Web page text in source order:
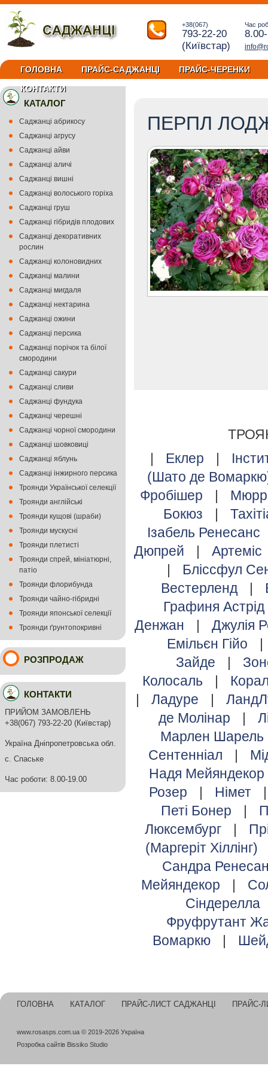
+38(067)
793-22-20
(Київстар)
Час
ГОЛОВНА ПРАЙС-САДЖАНЦІ
ПРАЙС-ЧЕРЕНКИ
КОНТАКТИ
ПЕРПЛ
|
Еклер |
(Шато де
Фробішер
|
Бокюз
|
Ізабель Ренесанс
Дюпрей
|
Артеміс
|
Бліссфул
Вестерленд
|
Графиня
Денжан
|
Джулія
Емільєн Гійо
|
Зайде
|
Колосаль
|
|
Ладуре |
де Молінар
|
Марлен Шарель
Сентенніал
|
Надя Мейяндекор
Розер
| Німет
Петі Бонер
|
Люксембург
|
(Маргеріт Хіллінг)
Сандра
Мейяндекор
|
Сіндерелла
Фруфрутант
Вомаркю
|
КАТАЛОГ
Саджанці абрикосу
Саджанці агрусу
Саджанці айви
Саджанці аличі
Саджанці вишні
Саджанці волоського горіха
Саджанці груш
Саджанці гібридів плодових
Саджанці декоративних
рослин
Саджанці колоновидних
Саджанці малини
Саджанці мигдаля
Саджанці нектарина
Саджанці ожини
Саджанці персика
Саджанці порічок та білої
смородини
Саджанці сакури
Саджанці сливи
Саджанці фундука
Саджанці черешні
Саджанці чорної смородини
Саджанці шовковиці
Саджанці яблунь
Саджанці інжирного персика
Троянди Української селекції
Троянди англійські
Троянди кущові (шраби)
Троянди мускусні
Троянди плетисті
Троянди спрей, мініатюрні,
патіо
Троянди флорибунда
Троянди чайно-гібридні
Троянди японської селекції
Троянди ґрунтопокривні
РОЗПРОДАЖ
КОНТАКТИ
ПРИЙОМ ЗАМОВЛЕНЬ
+38(067) 793-22-20 (Київстар)
Україна Дніпропетровська обл.
с. Спаське
Час роботи: 8.00-19.00
ГОЛОВНА КАТАЛОГ ПРАЙС-ЛИСТ САДЖАНЦІ ПРАЙС-
www.rosasps.com.ua © 2019-2026 Україна
Розробка сайтів Bissiko Studio